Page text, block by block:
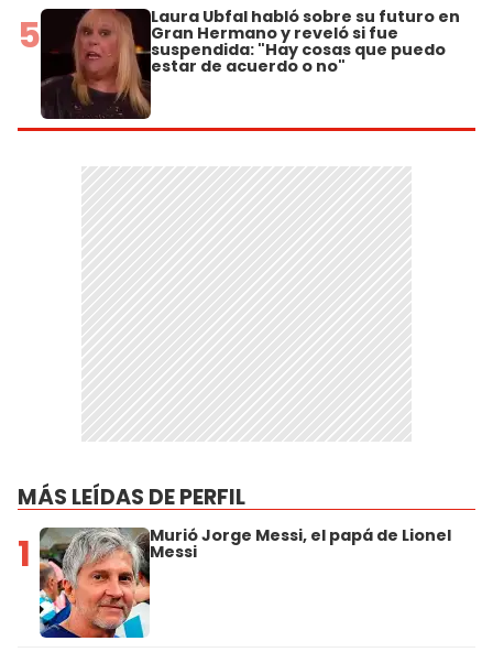
5 Laura Ubfal habló sobre su futuro en
Gran Hermano y reveló si fue
suspendida: "Hay cosas que puedo
estar de acuerdo o no"
MÁS LEÍDAS DE PERFIL
1 Murió Jorge Messi, el papá de Lionel
Messi